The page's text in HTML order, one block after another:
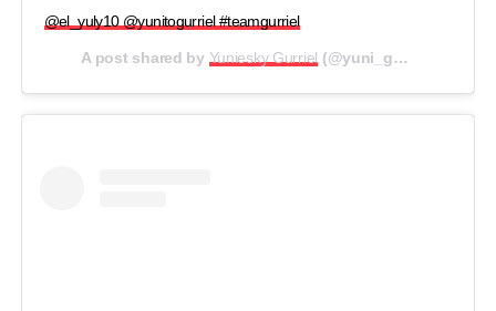
@el_yuly10 @yunitogurriel #teamgurriel
A post shared by Yuniesky Gurriel (@yuni_gurriel51) on